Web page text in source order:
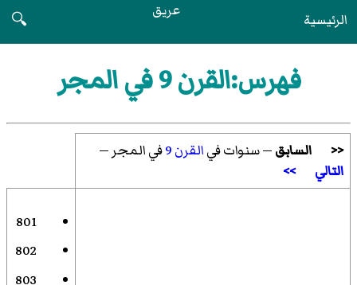
الرئيسية عريق
🔍
فهرس:القرن 9 في المجر
<< السابق— سنوات فيالقرن 9
في المجر —
التالي
>>
801
802
803